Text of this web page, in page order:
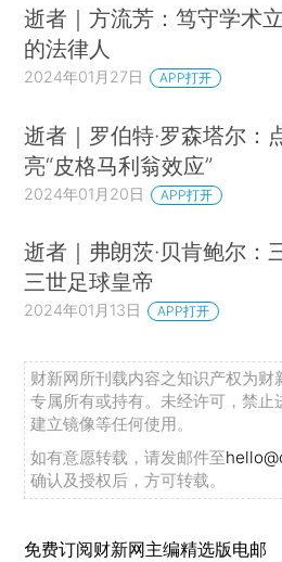
逝者｜方流芳：笃守学术
的法律人
2024年01月27日 APP打开
逝者｜罗伯特·罗森塔尔：
亮“皮格马利翁效应”
2024年01月20日 APP打开
逝者｜弗朗茨·贝肯鲍尔：
三世足球皇帝
2024年01月13日 APP打开
财新网所刊载内容之知识产权为财
专属所有或持有。未经许可，禁止
建立镜像等任何使用。
如有意愿转载，请发邮件至
确认及授权后，方可转载。
免费订阅财新网主编精选版电邮